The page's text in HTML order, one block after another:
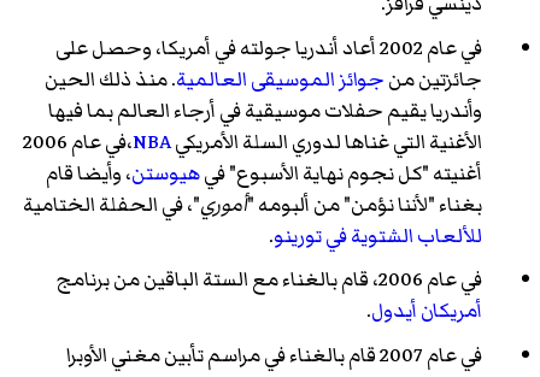
في عام 2002 أعاد أندريا جولته في أمريكا، وحصل على
جائزتين منجوائز الموسيقى العالمية. منذ ذلك الحين
وأندريا يقيم حفلات موسيقية في أرجاء العالم بما فيها
الأغنية التي غناها لدوري السلة الأمريكيNBA
،في عام 2006
أغنيته "كل نجوم نهاية الأسبوع" فيهيوستن، وأيضا قام
بغناء "لأننا نؤمن" من ألبومه "أموري"، في الحفلة الختامية
للألعاب الشتوية في تورينو.
في عام 2006، قام بالغناء مع الستة الباقين من برنامج
أمريكان أيدول.
في عام 2007 قام بالغناء في مراسم تأبين مغني الأوبرا